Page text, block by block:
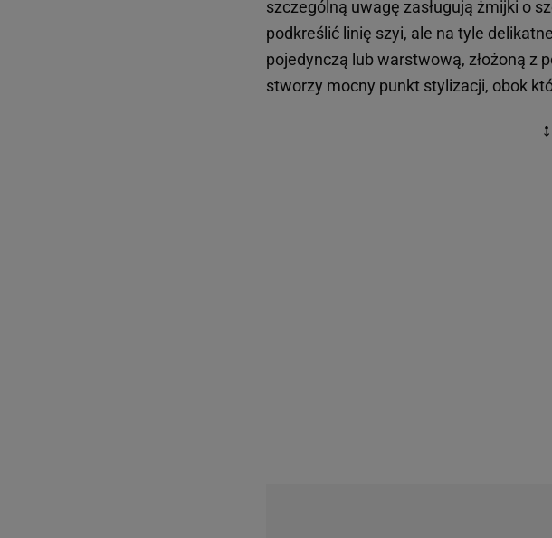
szczególną uwagę zasługują żmijki o
podkreślić linię szyi, ale na tyle
pojedynczą lub warstwową, złożoną z
stworzy mocny punkt stylizacji, obok